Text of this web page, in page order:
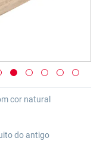
cor natural
do antigo